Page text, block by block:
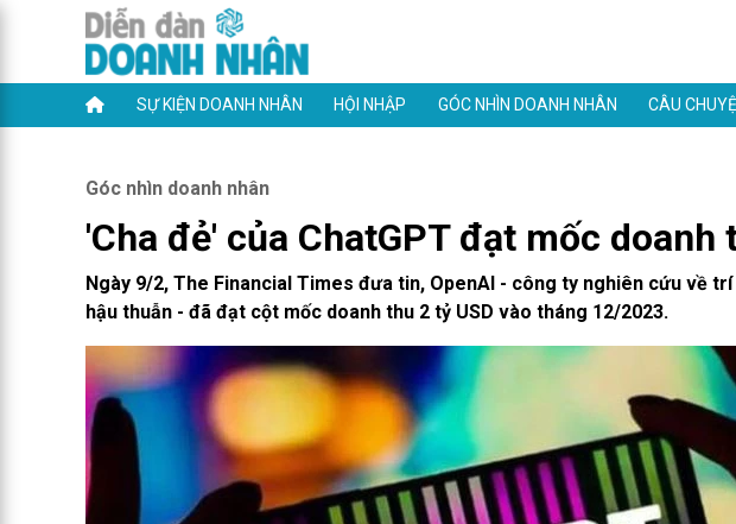
SỰ KIỆN DOANH NHÂN HỘI NHẬP GÓC NHÌN DOANH NHÂN CÂU
Góc nhìn doanh nhân
'Cha đẻ' của ChatGPT đạt mốc doanh
Ngày 9/2, The Financial Times đưa tin, OpenAI - công ty nghiên cứu về
hậu thuẫn - đã đạt cột mốc doanh thu 2 tỷ USD vào tháng 12/2023.